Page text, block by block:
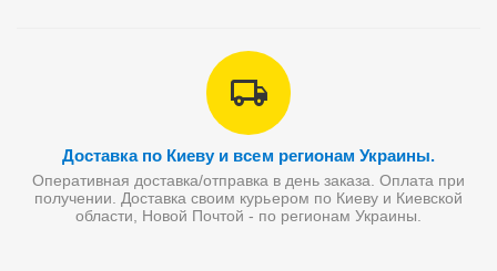
Доставка по Киеву и всем регионам Украины.
Оперативная доставка/отправка в день заказа. Оплата при
получении. Доставка своим курьером по Киеву и Киевской
области, Новой Почтой - по регионам Украины.